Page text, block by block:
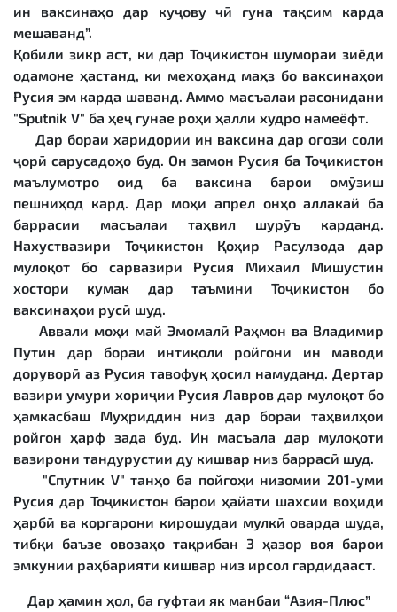
ин ваксинаҳо дар куҷову чӣ гуна тақсим карда
мешаванд”.
Қобили зикр аст, ки дар Тоҷикистон шумораи зиёди
одамоне ҳастанд, ки мехоҳанд маҳз бо ваксинаҳои
Русия эм карда шаванд. Аммо масъалаи расонидани
"Sputnik V" ба ҳеҷ гунае роҳи ҳалли худро намеёфт.
Дар бораи харидории ин ваксина дар оғози соли
ҷорӣ сарусадоҳо буд. Он замон Русия ба Тоҷикистон
маълумотро оид ба ваксина барои омӯзиш
пешниҳод кард. Дар моҳи апрел онҳо аллакай ба
баррасии масъалаи таҳвил шурӯъ карданд.
Нахуствазири Тоҷикистон Қоҳир Расулзода дар
мулоқот бо сарвазири Русия Михаил Мишустин
хостори кумак дар таъмини Тоҷикистон бо
ваксинаҳои русӣ шуд.
Аввали моҳи май Эмомалӣ Раҳмон ва Владимир
Путин дар бораи интиқоли ройгони ин маводи
доруворӣ аз Русия тавофуқ ҳосил намуданд. Дертар
вазири умури хориҷии Русия Лавров дар мулоқот бо
ҳамкасбаш Муҳриддин низ дар бораи таҳвилҳои
ройгон ҳарф зада буд. Ин масъала дар мулоқоти
вазирони тандурустии ду кишвар низ баррасӣ шуд.
"Спутник V" танҳо ба пойгоҳи низомии 201-уми
Русия дар Тоҷикистон барои ҳайати шахсии воҳиди
ҳарбӣ ва коргарони кирошудаи мулкӣ оварда шуда,
тибқи баъзе овозаҳо тақрибан 3 ҳазор воя барои
эмкунии раҳбарияти кишвар низ ирсол гардидааст.
Дар ҳамин ҳол, ба гуфтаи як манбаи “Азия-Плюс”